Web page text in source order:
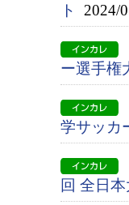
ト
2024/
ー選手権
学サッカ
回 全日